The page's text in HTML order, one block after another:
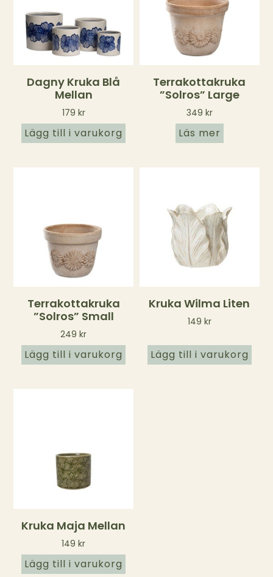
Dagny Kruka Blå
Mellan
179 kr
Lägg till i varukorg
Terrakottakruka
”Solros” Large
349 kr
Läs mer
Terrakottakruka
”Solros” Small
249kr
Lägg till i varukorg
Kruka Wilma Liten
149 kr
Lägg till i varukorg
Kruka Maja Mellan
149kr
Lägg till i varukorg